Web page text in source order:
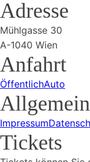
Adresse
Mühlgasse 30
A-1040 Wien
Anfahrt
ÖffentlichAuto
Allgemein
Impressum
Tickets